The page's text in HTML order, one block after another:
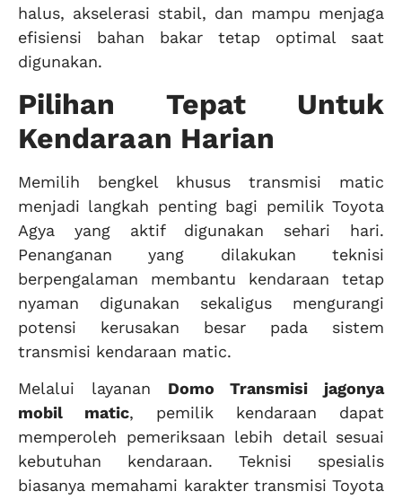
halus, akselerasi stabil, dan mampu menjaga
efisiensi bahan bakar tetap optimal saat
digunakan.
Pilihan Tepat Untuk
Kendaraan Harian
Memilih bengkel khusus transmisi matic
menjadi langkah penting bagi pemilik Toyota
Agya yang aktif digunakan sehari hari.
Penanganan yang dilakukan teknisi
berpengalaman membantu kendaraan tetap
nyaman digunakan sekaligus mengurangi
potensi kerusakan besar pada sistem
transmisi kendaraan matic.
Melalui layanan Domo Transmisi jagonya
mobil matic, pemilik kendaraan dapat
memperoleh pemeriksaan lebih detail sesuai
kebutuhan kendaraan. Teknisi spesialis
biasanya memahami karakter transmisi Toyota